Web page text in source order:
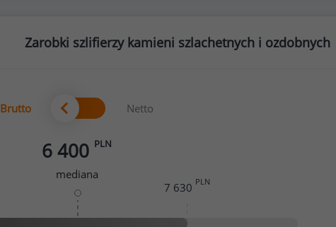
Zarobki szlifierzy kamieni szlachetnych i ozdobnych
Brutto Netto
6 400 PLN
mediana
7 630 PLN